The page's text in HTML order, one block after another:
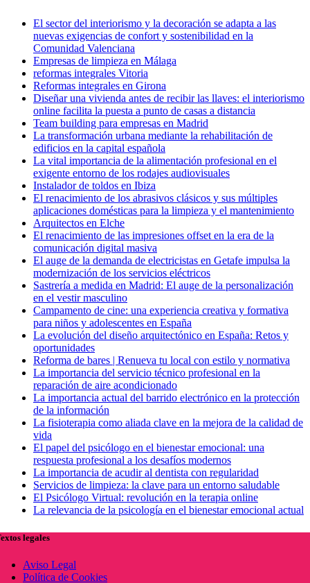
El sector del interiorismo y la decoración se adapta a las
nuevas exigencias de confort y sostenibilidad en la
Comunidad Valenciana
Empresas de limpieza en Málaga
reformas integrales Vitoria
Reformas integrales en Girona
Diseñar una vivienda antes de recibir las llaves: el interiorismo
online facilita la puesta a punto de casas a distancia
Team building para empresas en Madrid
La transformación urbana mediante la rehabilitación de
edificios en la capital española
La vital importancia de la alimentación profesional en el
exigente entorno de los rodajes audiovisuales
Instalador de toldos en Ibiza
El renacimiento de los abrasivos clásicos y sus múltiples
aplicaciones domésticas para la limpieza y el mantenimiento
Arquitectos en Elche
El renacimiento de las impresiones offset en la era de la
comunicación digital masiva
El auge de la demanda de electricistas en Getafe impulsa la
modernización de los servicios eléctricos
Sastrería a medida en Madrid: El auge de la personalización
en el vestir masculino
Campamento de cine: una experiencia creativa y formativa
para niños y adolescentes en España
La evolución del diseño arquitectónico en España: Retos y
oportunidades
Reforma de bares | Renueva tu local con estilo y normativa
La importancia del servicio técnico profesional en la
reparación de aire acondicionado
La importancia actual del barrido electrónico en la protección
de la información
La fisioterapia como aliada clave en la mejora de la calidad de
vida
El papel del psicólogo en el bienestar emocional: una
respuesta profesional a los desafíos modernos
La importancia de acudir al dentista con regularidad
Servicios de limpieza: la clave para un entorno saludable
El Psicólogo Virtual: revolución en la terapia online
La relevancia de la psicología en el bienestar emocional actual
legales
Aviso Legal
Política de Cookies